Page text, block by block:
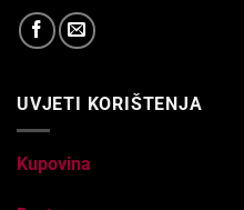
UVJETI KORIŠTENJA
Kupovina